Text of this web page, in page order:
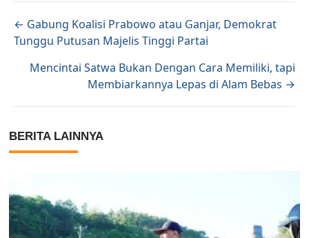
Posts navigation
← Gabung Koalisi Prabowo atau Ganjar, Demokrat
Tunggu Putusan Majelis Tinggi Partai
Mencintai Satwa Bukan Dengan Cara Memiliki, tapi
Membiarkannya Lepas di Alam Bebas →
BERITA LAINNYA